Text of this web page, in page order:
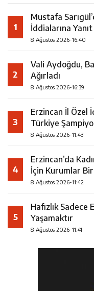
1
Mustafa
İddialarına Yanıt
8 Ağustos 2026-16:40
2
Vali Aydoğdu,
Ağırladı
8 Ağustos 2026-16:39
3
Erzincan İl Özel
Türkiye
8 Ağustos 2026-11:43
4
Erzincan’da
İçin Kurumlar
8 Ağustos 2026-11:42
5
Hafızlık Sadece
Yaşamaktır
8 Ağustos 2026-11:41